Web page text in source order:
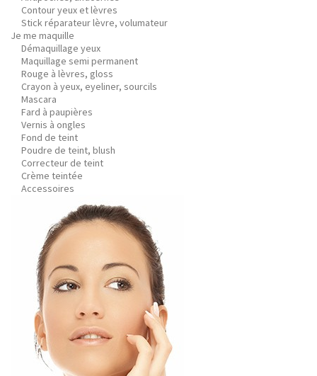
Contour yeux et lèvres
Stick réparateur lèvre, volumateur
Je me maquille
Démaquillage yeux
Maquillage semi permanent
Rouge à lèvres, gloss
Crayon à yeux, eyeliner, sourcils
Mascara
Fard à paupières
Vernis à ongles
Fond de teint
Poudre de teint, blush
Correcteur de teint
Crème teintée
Accessoires